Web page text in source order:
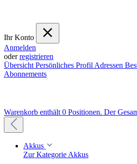
Ihr Konto
Anmelden
oderregistrieren
Übersicht Persönliches Profil Adressen
Abonnements
Warenkorb enthält 0 Positionen. Der
Akkus
Zur Kategorie Akkus